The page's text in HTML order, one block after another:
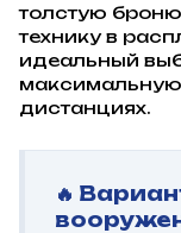
толстую
технику в
идеальный
дистанциях.
🔥